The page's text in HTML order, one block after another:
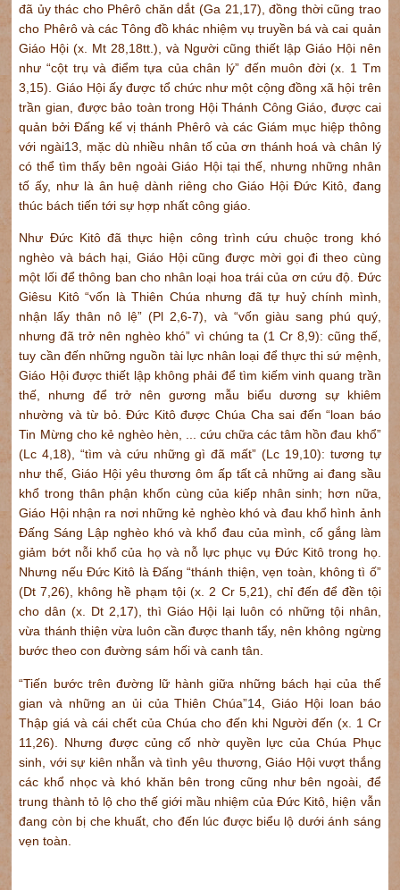
đã ủy thác cho Phêrô chăn dắt (Ga 21,17), đồng thời cũng trao
cho Phêrô và các Tông đồ khác nhiệm vụ truyền bá và cai quản
Giáo Hội (x. Mt 28,18tt.), và Người cũng thiết lập Giáo Hội nên
như “cột trụ và điểm tựa của chân lý” đến muôn đời (x. 1 Tm
3,15). Giáo Hội ấy được tổ chức như một cộng đồng xã hội trên
trần gian, được bảo toàn trong Hội Thánh Công Giáo, được cai
quản bởi Đấng kế vị thánh Phêrô và các Giám mục hiệp thông
với ngài13, mặc dù nhiều nhân tố của ơn thánh hoá và chân lý
có thể tìm thấy bên ngoài Giáo Hội tại thế, nhưng những nhân
tố ấy, như là ân huệ dành riêng cho Giáo Hội Đức Kitô, đang
thúc bách tiến tới sự hợp nhất công giáo.
Như Đức Kitô đã thực hiện công trình cứu chuộc trong khó
nghèo và bách hại, Giáo Hội cũng được mời gọi đi theo cùng
một lối để thông ban cho nhân loại hoa trái của ơn cứu độ. Đức
Giêsu Kitô “vốn là Thiên Chúa nhưng đã tự huỷ chính mình,
nhận lấy thân nô lệ” (Pl 2,6-7), và “vốn giàu sang phú quý,
nhưng đã trở nên nghèo khó” vì chúng ta (1 Cr 8,9): cũng thế,
tuy cần đến những nguồn tài lực nhân loại để thực thi sứ mệnh,
Giáo Hội được thiết lập không phải để tìm kiếm vinh quang trần
thế, nhưng để trở nên gương mẫu biểu dương sự khiêm
nhường và từ bỏ. Đức Kitô được Chúa Cha sai đến “loan báo
Tin Mừng cho kẻ nghèo hèn, ... cứu chữa các tâm hồn đau khổ”
(Lc 4,18), “tìm và cứu những gì đã mất” (Lc 19,10): tương tự
như thế, Giáo Hội yêu thương ôm ấp tất cả những ai đang sầu
khổ trong thân phận khốn cùng của kiếp nhân sinh; hơn nữa,
Giáo Hội nhận ra nơi những kẻ nghèo khó và đau khổ hình ảnh
Đấng Sáng Lập nghèo khó và khổ đau của mình, cố gắng làm
giảm bớt nỗi khổ của họ và nỗ lực phục vụ Đức Kitô trong họ.
Nhưng nếu Đức Kitô là Đấng “thánh thiện, vẹn toàn, không tì ố”
(Dt 7,26), không hề phạm tội (x. 2 Cr 5,21), chỉ đến để đền tội
cho dân (x. Dt 2,17), thì Giáo Hội lại luôn có những tội nhân,
vừa thánh thiện vừa luôn cần được thanh tẩy, nên không ngừng
bước theo con đường sám hối và canh tân.
“Tiến bước trên đường lữ hành giữa những bách hại của thế
gian và những an ủi của Thiên Chúa”14, Giáo Hội loan báo
Thập giá và cái chết của Chúa cho đến khi Người đến (x. 1 Cr
11,26). Nhưng được củng cố nhờ quyền lực của Chúa Phục
sinh, với sự kiên nhẫn và tình yêu thương, Giáo Hội vượt thắng
các khổ nhọc và khó khăn bên trong cũng như bên ngoài, để
trung thành tỏ lộ cho thế giới mầu nhiệm của Đức Kitô, hiện vẫn
đang còn bị che khuất, cho đến lúc được biểu lộ dưới ánh sáng
vẹn toàn.